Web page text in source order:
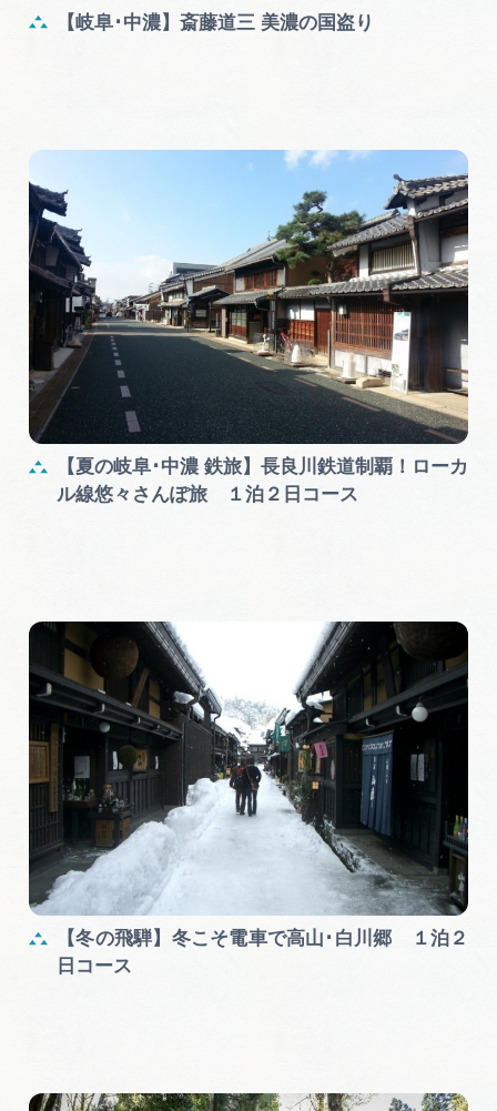
【岐阜･中濃】斎藤道三 美濃の国盗り
【夏の岐阜･中濃 鉄旅】長良川鉄道制覇！ローカ
ル線悠々さんぽ旅 １泊２日コース
【冬の飛騨】冬こそ電車で高山･白川郷 １泊２
日コース